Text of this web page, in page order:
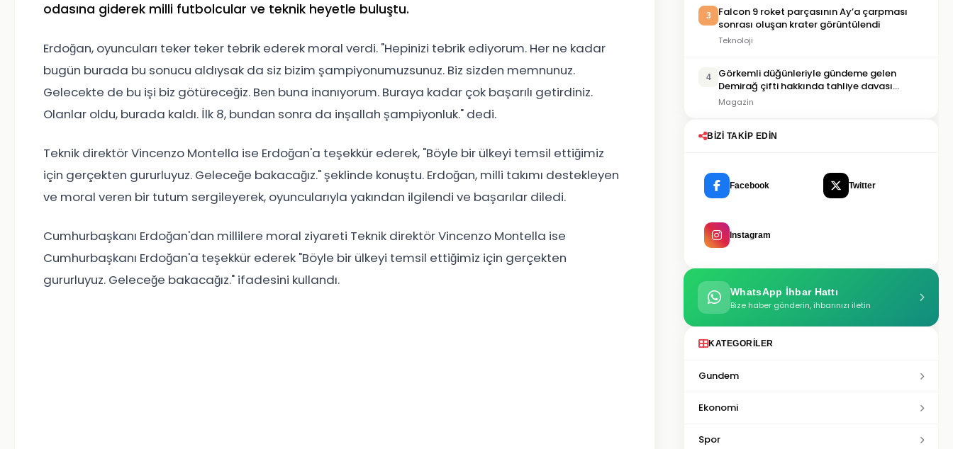
odasına giderek milli futbolcular ve teknik heyetle buluştu.
Erdoğan, oyuncuları teker teker tebrik ederek moral verdi. "Hepinizi tebrik ediyorum. Her ne kadar
bugün burada bu sonucu aldıysak da siz bizim şampiyonumuzsunuz. Biz sizden memnunuz.
Gelecekte de bu işi biz götüreceğiz. Ben buna inanıyorum. Buraya kadar çok başarılı getirdiniz.
Olanlar oldu, burada kaldı. İlk 8, bundan sonra da inşallah şampiyonluk." dedi.
Teknik direktör Vincenzo Montella ise Erdoğan'a teşekkür ederek, "Böyle bir ülkeyi temsil ettiğimiz
için gerçekten gururluyuz. Geleceğe bakacağız." şeklinde konuştu. Erdoğan, milli takımı destekleyen
ve moral veren bir tutum sergileyerek, oyuncularıyla yakından ilgilendi ve başarılar diledi.
Cumhurbaşkanı Erdoğan'dan millilere moral ziyareti Teknik direktör Vincenzo Montella ise
Cumhurbaşkanı Erdoğan'a teşekkür ederek "Böyle bir ülkeyi temsil ettiğimiz için gerçekten
gururluyuz. Geleceğe bakacağız." ifadesini kullandı.
3
Falcon 9 roket parçasının Ay’a çarpması
sonrası oluşan krater görüntülendi
Teknoloji
4
Görkemli düğünleriyle gündeme gelen
Demirağ çifti hakkında tahliye davası
iddiası
Magazin
BIZI TAKIP EDIN
Facebook Twitter
Instagram
WhatsApp İhbar Hattı
Bize haber gönderin, ihbarınızı iletin
KATEGORILER
Gundem
Ekonomi
Spor